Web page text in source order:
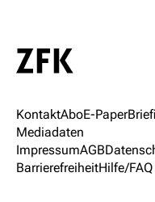
KontaktAboE-Paper
Mediadaten
ImpressumAGB
BarrierefreiheitHilfe/FAQ